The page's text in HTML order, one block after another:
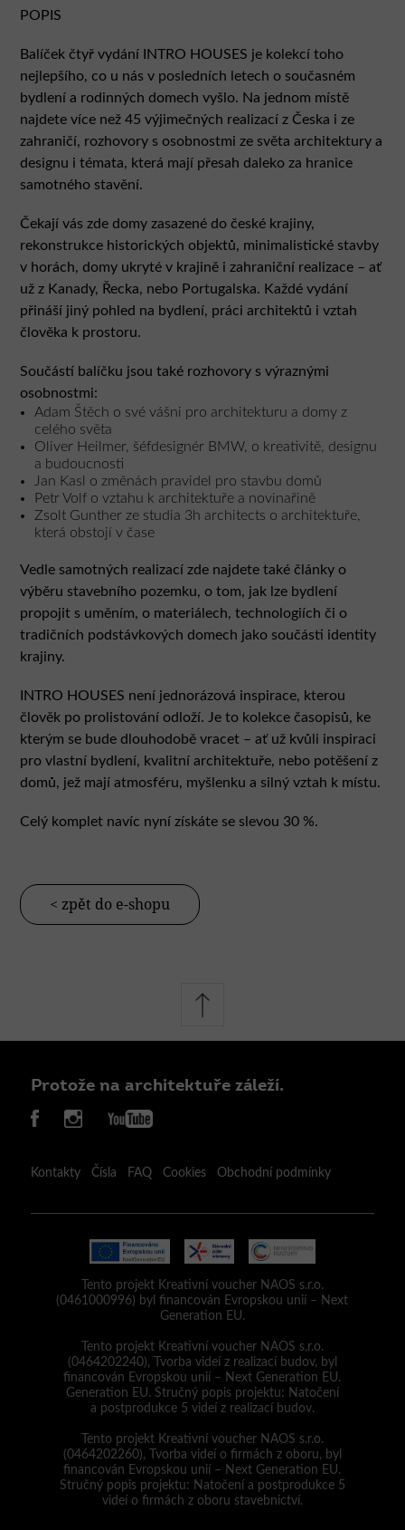
POPIS
Balíček čtyř vydání INTRO HOUSES je kolekcí toho
nejlepšího, co u nás v posledních letech o současném
bydlení a rodinných domech vyšlo. Na jednom místě
najdete více než 45 výjimečných realizací z Česka i ze
zahraničí, rozhovory s osobnostmi ze světa architektury a
designu i témata, která mají přesah daleko za hranice
samotného stavění.
Čekají vás zde domy zasazené do české krajiny,
rekonstrukce historických objektů, minimalistické stavby
v horách, domy ukryté v krajině i zahraniční realizace – ať
už z Kanady, Řecka, nebo Portugalska. Každé vydání
přináší jiný pohled na bydlení, práci architektů i vztah
člověka k prostoru.
Součástí balíčku jsou také rozhovory s výraznými
osobnostmi:
Adam Štěch o své vášni pro architekturu a domy z
celého světa
Oliver Heilmer, šéfdesignér BMW, o kreativitě, designu
a budoucnosti
Jan Kasl o změnách pravidel pro stavbu domů
Petr Volf o vztahu k architektuře a novinařině
Zsolt Gunther ze studia 3h architects o architektuře,
která obstojí v čase
Vedle samotných realizací zde najdete také články o
výběru stavebního pozemku, o tom, jak lze bydlení
propojit s uměním, o materiálech, technologiích či o
tradičních podstávkových domech jako součásti identity
krajiny.
INTRO HOUSES není jednorázová inspirace, kterou
člověk po prolistování odloží. Je to kolekce časopisů, ke
kterým se bude dlouhodobě vracet – ať už kvůli inspiraci
pro vlastní bydlení, kvalitní architektuře, nebo potěšení z
domů, jež mají atmosféru, myšlenku a silný vztah k místu.
Celý komplet navíc nyní získáte se slevou 30 %.
< zpět do e-shopu
Protože na architektuře záleží.
Kontakty Čísla FAQ Cookies Obchodní podmínky
Tento projekt Kreativní voucher NAOS s.r.o.
(0461000996) byl financován Evropskou unií – Next
Generation EU.
Tento projekt Kreativní voucher NAOS s.r.o.
(0464202240), Tvorba videí z realizací budov, byl
financován Evropskou unií – Next Generation EU.
Generation EU. Stručný popis projektu: Natočení
a postprodukce 5 videí z realizací budov.
Tento projekt Kreativní voucher NAOS s.r.o.
(0464202260), Tvorba videí o firmách z oboru, byl
financován Evropskou unií – Next Generation EU.
Stručný popis projektu: Natočení a postprodukce 5
videí o firmách z oboru stavebnictví.